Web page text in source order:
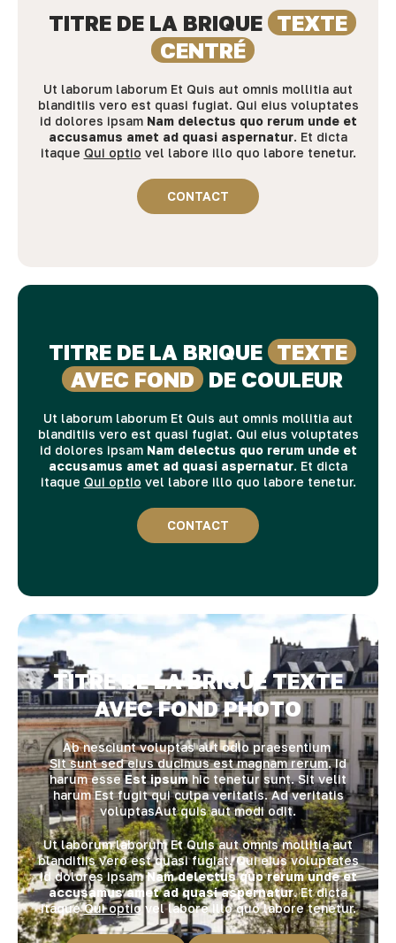
TITRE DE LA BRIQUE TEXTE
CENTRÉ
Ut laborum laborum Et Quis aut omnis mollitia aut
blanditiis vero est quasi fugiat. Qui eius voluptates
id dolores ipsam Nam delectus quo rerum unde et
accusamus amet ad quasi aspernatur. Et dicta
itaque Qui optio vel labore illo quo labore tenetur.
CONTACT
TITRE DE LA BRIQUE TEXTE
AVEC FOND
DE COULEUR
Ut laborum laborum Et Quis aut omnis mollitia aut
blanditiis vero est quasi fugiat. Qui eius voluptates
id dolores ipsam Nam delectus quo rerum unde et
accusamus amet ad quasi aspernatur. Et dicta
itaque Qui optio vel labore illo quo labore tenetur.
CONTACT
TITRE DE LA BRIQUE TEXTE
AVEC FOND PHOTO
Ab nesciunt voluptas aut odio praesentium
Sit sunt sed eius ducimus est magnam rerum. Id
harum esseEst ipsumhic tenetur sunt. Sit velit
harumEst fugitqui culpa veritatis. Ad veritatis
voluptasAut quis aut modi odit.
Ut laborum laborumEt Quis aut omnis mollitia aut
blanditiis vero est quasi fugiat. Qui eius voluptates
id dolores ipsamNam delectus quo rerum unde et
accusamus amet ad quasi aspernatur. Et dicta
itaqueQui optiovel labore illo quo labore tenetur.